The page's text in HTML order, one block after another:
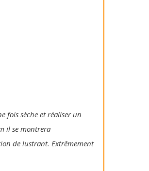
fois sèche et réaliser un
il se montrera
de lustrant. Extrêmement